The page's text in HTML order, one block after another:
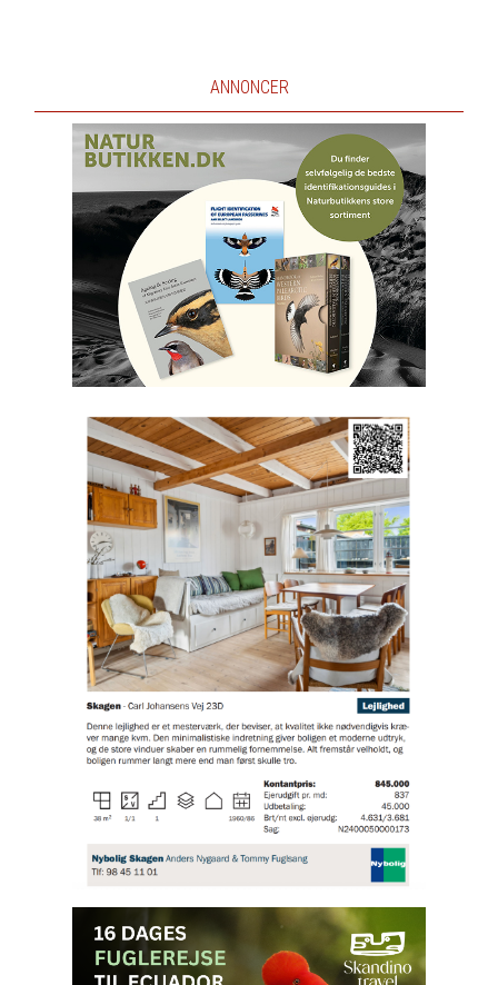
ANNONCER